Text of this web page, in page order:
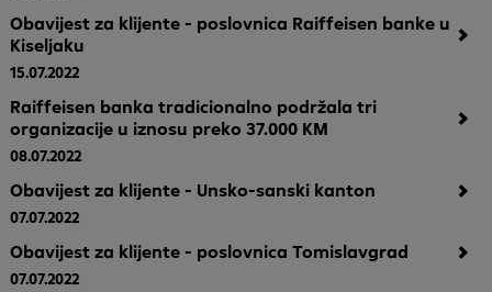
Obavijest za klijente - poslovnica Raiffeisen banke u
Kiseljaku
15.07.2022
Raiffeisen banka tradicionalno podržala tri
organizacije u iznosu preko 37.000 KM
08.07.2022
Obavijest za klijente - Unsko-sanski kanton
07.07.2022
Obavijest za klijente - poslovnica Tomislavgrad
07.07.2022